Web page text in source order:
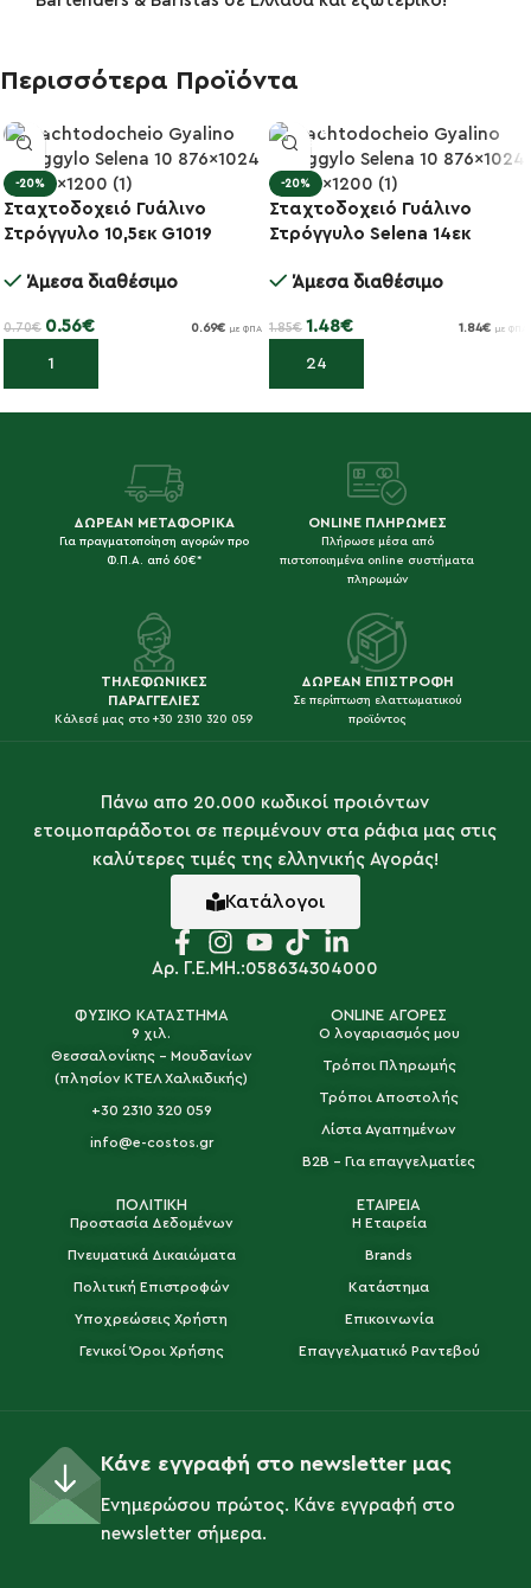
Περισσότερα Προϊόντα
-20%
Σταχτοδοχειό Γυάλινο
Στρόγγυλο 10,5εκ G1019
Άμεσα διαθέσιμο
0.70€ 0.56€ 0.69€ με ΦΠΑ
Προσθήκη στο καλάθι
-20%
Σταχτοδοχειό Γυάλινο
Στρόγγυλο Selena 14εκ
Άμεσα διαθέσιμο
1.85€ 1.48€ 1.84€ με ΦΠΑ
Προσθήκη στο καλάθι
ΔΩΡΕΑΝ ΜΕΤΑΦΟΡΙΚΑ
Για πραγματοποίηση αγορών προ
Φ.Π.Α. από 60€*
ONLINE ΠΛΗΡΩΜΕΣ
Πλήρωσε μέσα από
πιστοποιημένα online συστήματα
πληρωμών
ΤΗΛΕΦΩΝΙΚΕΣ
ΠΑΡΑΓΓΕΛΙΕΣ
Κάλεσέ μας στο +30 2310 320 059
ΔΩΡΕΑΝ ΕΠΙΣΤΡΟΦΗ
Σε περίπτωση ελαττωματικού
προϊόντος
Πάνω απο 20.000 κωδικοί προιόντων
ετοιμοπαράδοτοι σε περιμένουν στα ράφια μας στις
καλύτερες τιμές της ελληνικής Αγοράς!
Κατάλογοι
Αρ. Γ.Ε.ΜΗ.:058634304000
ΦΥΣΙΚΟ ΚΑΤΑΣΤΗΜΑ
9 χιλ.
Θεσσαλονίκης - Μουδανίων
(πλησίον ΚΤΕΛ Χαλκιδικής)
+30 2310 320 059
info@e-costos.gr
ONLINE ΑΓΟΡΕΣ
Ο λογαριασμός μου
Τρόποι Πληρωμής
Τρόποι Αποστολής
Λίστα Αγαπημένων
B2B - Για επαγγελματίες
ΠΟΛΙΤΙΚΗ
Προστασία Δεδομένων
Πνευματικά Δικαιώματα
Πολιτική Επιστροφών
Υποχρεώσεις Χρήστη
Γενικοί Όροι Χρήσης
ΕΤΑΙΡΕΙΑ
Η Εταιρεία
Brands
Κατάστημα
Επικοινωνία
Επαγγελματικό Ραντεβού
Κάνε εγγραφή στο newsletter μας
Ενημερώσου πρώτος. Κάνε εγγραφή στο
newsletter σήμερα.